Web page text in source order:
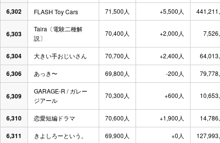
6,302 FLASH Toy Cars 71,500人 +5,500人
6,303
Taira〔電験二種解
説〕
70,400人 +2,000人
6,304 大きい手おじいさん 70,700人 +2,400人
6,306 あっき〜 69,800人 -200人
6,309
GARAGE-R / ガレー
ジアール
70,300人 +600人
6,310 恋愛短編ドラマ 70,600人 +1,900人
6,311 きよしろーという。 69,900人 +0人